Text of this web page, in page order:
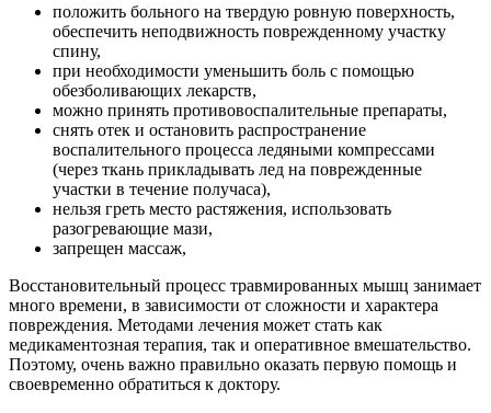
положить больного на твердую ровную поверхность,
обеспечить неподвижность поврежденному участку
спину,
при необходимости уменьшить боль с помощью
обезболивающих лекарств,
можно принять противовоспалительные препараты,
снять отек и остановить распространение
воспалительного процесса ледяными компрессами
(через ткань прикладывать лед на поврежденные
участки в течение получаса),
нельзя греть место растяжения, использовать
разогревающие мази,
запрещен массаж,
Восстановительный процесс травмированных мышц занимает
много времени, в зависимости от сложности и характера
повреждения. Методами лечения может стать как
медикаментозная терапия, так и оперативное вмешательство.
Поэтому, очень важно правильно оказать первую помощь и
своевременно обратиться к доктору.